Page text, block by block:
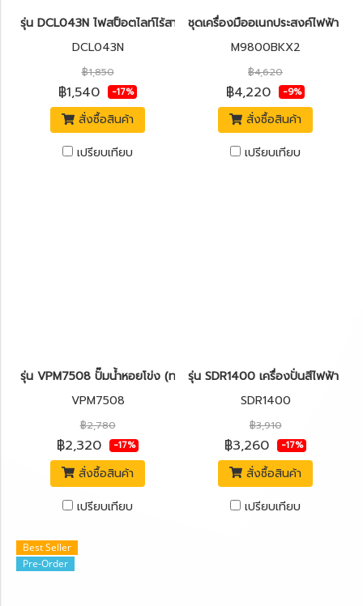
รุ่น DCL043N ไฟสป็อตไลท์ไร้สาย LED 20V MAX* DeWALT (เฉพาะ
DCL043N
฿1,850
฿1,540 -17%
สั่งซื้อสินค้า
เปรียบเทียบ
ชุดเครื่องมืออเนกประสงค์ไฟฟ้า
M9800BKX2
฿4,620
฿4,220 -9%
สั่งซื้อสินค้า
เปรียบเทียบ
รุ่น VPM7508 ปั๊มน้ำหอยโข่ง (ทรงหน้าหมู) 1HP 750W. INGCO
VPM7508
฿2,780
฿2,320 -17%
สั่งซื้อสินค้า
เปรียบเทียบ
รุ่น SDR1400 เครื่องปั่นสีไฟฟ้า
SDR1400
฿3,910
฿3,260 -17%
สั่งซื้อสินค้า
เปรียบเทียบ
Best Seller
Pre-Order